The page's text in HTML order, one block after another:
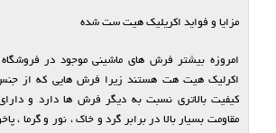
مزایا و فواید اکریلیک هیت ست شده
امروزه بیشتر فرش های ماشینی موجود در
اکرلیک هیت هت هستند زیرا فرش هایی که از
کیفیت بالاتری نسبت به دیگر فرش ها دارد و
مقاومت بسیار بالا در برابر گرد و خاک ، نور و گرما ،